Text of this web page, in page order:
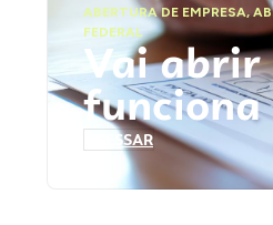
ABERTURA DE EMPRESA,
FEDERAL
Vai abrir
funciona
ACESSAR